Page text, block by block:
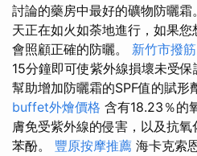
討論的藥房中最好的礦物防曬霜
天正在如火如荼地進行，如果
會照顧正確的防曬。 新竹市撥筋
15分鐘即可使紫外線損壞未受
幫助增加防曬霜的SPF值的賦形
buffet外燴價格 含有18.23％的
膚免受紫外線的侵害，以及抗
苯酚。 豐原按摩推薦 海卡克索